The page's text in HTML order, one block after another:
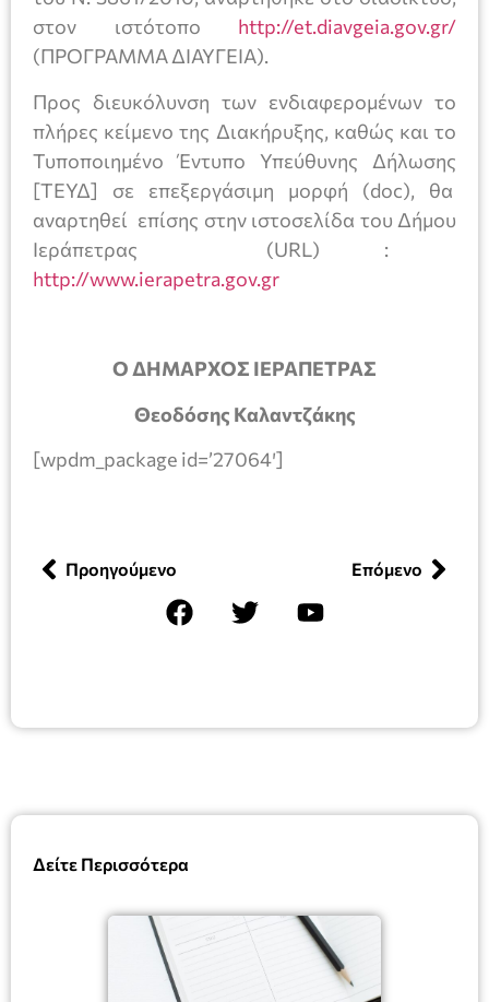
Δείτε Περισσότερα
στον ιστότοπο http://et.diavgeia.gov.gr/
(ΠΡΟΓΡΑΜΜΑ ΔΙΑΥΓΕΙΑ).
Προς διευκόλυνση των ενδιαφερομένων το
πλήρες κείμενο της Διακήρυξης, καθώς και το
Τυποποιημένο Έντυπο Υπεύθυνης Δήλωσης
[ΤΕΥΔ] σε επεξεργάσιμη μορφή (doc), θα
αναρτηθεί επίσης στην ιστοσελίδα του Δήμου
Ιεράπετρας (URL) :
http://www.ierapetra.gov.gr
Ο ΔΗΜΑΡΧΟΣ ΙΕΡΑΠΕΤΡΑΣ
Θεοδόσης Καλαντζάκης
[wpdm_package id=’27064′]
Προηγούμενο Επόμενο